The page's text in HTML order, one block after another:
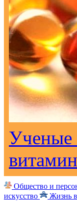
Ученые
Общество и
искусство
Жизнь